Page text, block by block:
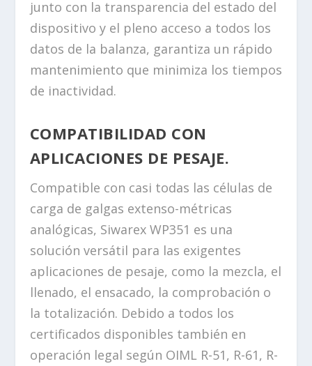
junto con la transparencia del estado del
dispositivo y el pleno acceso a todos los
datos de la balanza, garantiza un rápido
mantenimiento que minimiza los tiempos
de inactividad.
COMPATIBILIDAD CON
APLICACIONES DE PESAJE.
Compatible con casi todas las células de
carga de galgas extenso-métricas
analógicas, Siwarex WP351 es una
solución versátil para las exigentes
aplicaciones de pesaje, como la mezcla, el
llenado, el ensacado, la comprobación o
la totalización. Debido a todos los
certificados disponibles también en
operación legal según OIML R-51, R-61, R-